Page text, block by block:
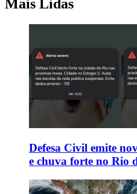
Mais Lidas
Defesa Civil emite
e chuva forte no Rio